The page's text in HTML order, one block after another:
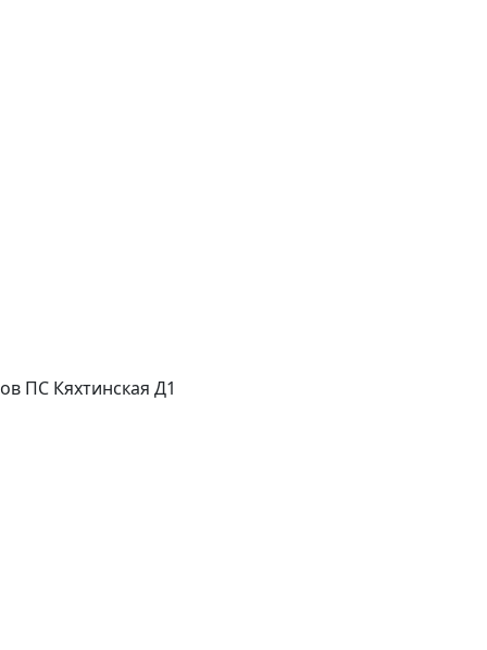
ПС Кяхтинская Д1